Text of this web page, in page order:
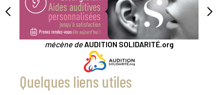
mécène deAUDITION SOLIDARITÉ.org
Quelques liens utiles